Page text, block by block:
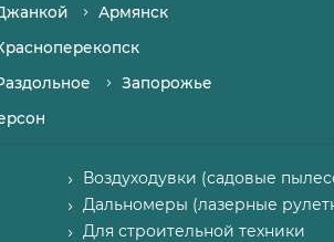
Армянск
Запорожье
Воздуходувки (садовые
Дальномеры (лазерные
Для строительной техники